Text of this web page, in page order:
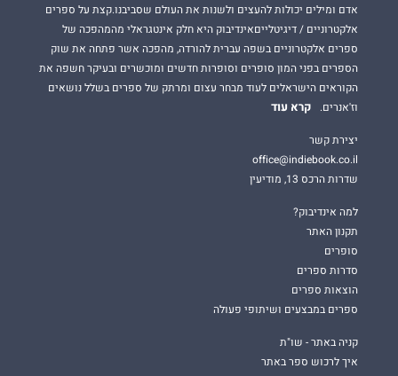
אדם ומילים יכולות להעצים ולשנות את העולם שסביבנו.קצת על ספרים
אלקטרוניים / דיגיטלייםאינדיבוק היא חלק אינטגראלי מהמהפכה של
ספרים אלקטרוניים בשפה עברית להורדה, מהפכה אשר פתחה את שוק
הספרים בפני המון סופרים וסופרות חדשים ומוכשרים ובעיקר חשפה את
הקוראים הישראלים לעוד מבחר עצום ומרתק של ספרים בשלל נושאים
וז'אנרים.
קרא עוד
יצירת קשר
office@indiebook.co.il
שדרות הרכס 13, מודיעין
למה אינדיבוק?
תקנון האתר
סופרים
סדרות ספרים
הוצאות ספרים
ספרים במבצעים ושיתופי פעולה
קניה באתר - שו"ת
איך לרכוש ספר באתר